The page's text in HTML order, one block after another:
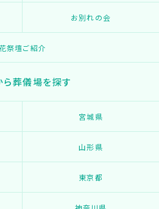
お別れの会
祭壇ご紹介
ら葬儀場を探す
宮城県
山形県
東京都